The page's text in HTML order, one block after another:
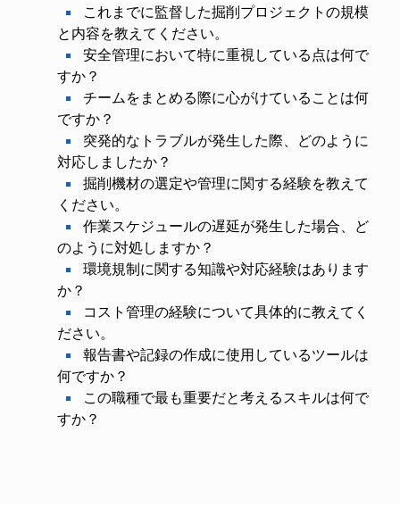
これまでに監督した掘削プロジェクトの規模
と内容を教えてください。
安全管理において特に重視している点は何で
すか？
チームをまとめる際に心がけていることは何
ですか？
突発的なトラブルが発生した際、どのように
対応しましたか？
掘削機材の選定や管理に関する経験を教えて
ください。
作業スケジュールの遅延が発生した場合、ど
のように対処しますか？
環境規制に関する知識や対応経験はあります
か？
コスト管理の経験について具体的に教えてく
ださい。
報告書や記録の作成に使用しているツールは
何ですか？
この職種で最も重要だと考えるスキルは何で
すか？